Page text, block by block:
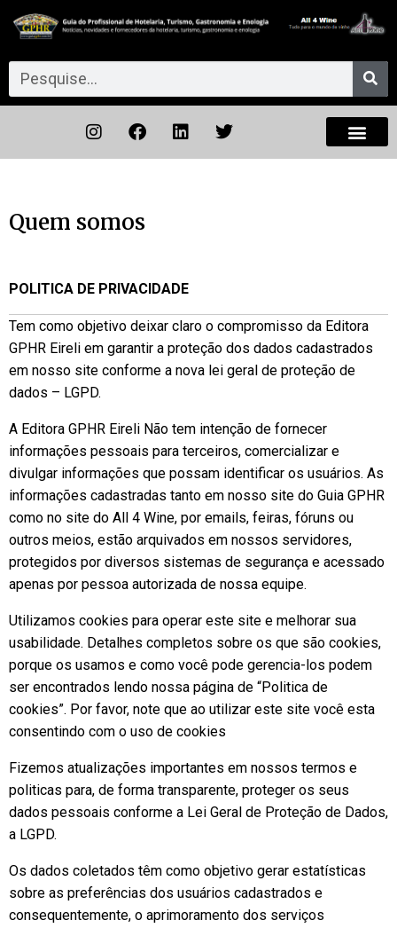
Quem somos
POLITICA DE PRIVACIDADE
Tem como objetivo deixar claro o compromisso da Editora
GPHR Eireli em garantir a proteção dos dados cadastrados
em nosso site conforme a nova lei geral de proteção de
dados – LGPD.
A Editora GPHR Eireli Não tem intenção de fornecer
informações pessoais para terceiros, comercializar e
divulgar informações que possam identificar os usuários. As
informações cadastradas tanto em nosso site do Guia GPHR
como no site do All 4 Wine, por emails, feiras, fóruns ou
outros meios, estão arquivados em nossos servidores,
protegidos por diversos sistemas de segurança e acessado
apenas por pessoa autorizada de nossa equipe.
Utilizamos cookies para operar este site e melhorar sua
usabilidade. Detalhes completos sobre os que são cookies,
porque os usamos e como você pode gerencia-los podem
ser encontrados lendo nossa página de “Politica de
cookies”. Por favor, note que ao utilizar este site você esta
consentindo com o uso de cookies
Fizemos atualizações importantes em nossos termos e
politicas para, de forma transparente, proteger os seus
dados pessoais conforme a Lei Geral de Proteção de Dados,
a LGPD.
Os dados coletados têm como objetivo gerar estatísticas
sobre as preferências dos usuários cadastrados e
consequentemente, o aprimoramento dos serviços